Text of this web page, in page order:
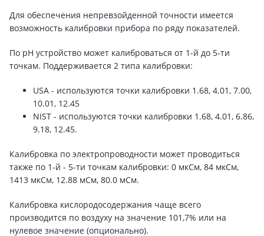
Для обеспечения непревзойденной точности имеется
возможность калибровки прибора по ряду показателей.
По pH устройство может калиброваться от 1-й до 5-ти
точкам. Поддерживается 2 типа калибровки:
USA - используются точки калибровки 1.68, 4.01, 7.00,
10.01, 12.45
NIST - используются точки калибровки 1.68, 4.01, 6.86,
9.18, 12.45.
Калибровка по электропроводности может проводиться
также по 1-й - 5-ти точкам калибровки: 0 мкСм, 84 мкСм,
1413 мкСм, 12.88 мСм, 80.0 мСм.
Калибровка кислородосодержания чаще всего
производится по воздуху на значение 101,7% или на
нулевое значение (опционально).